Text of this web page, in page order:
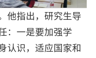
他指出，研究生导
：一是要加强学
认识，适应国家和